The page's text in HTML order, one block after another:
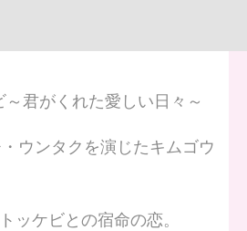
君がくれた愛しい日々～
ウンタクを演じたキムゴウ
ッケビとの宿命の恋。